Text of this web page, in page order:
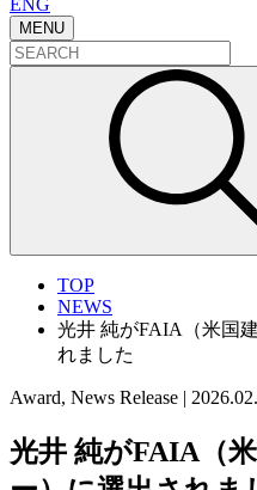
MENU
TOP
NEWS
光井 純がFAIA（米国
れました
Award, News Release |
光井 純がFAIA（